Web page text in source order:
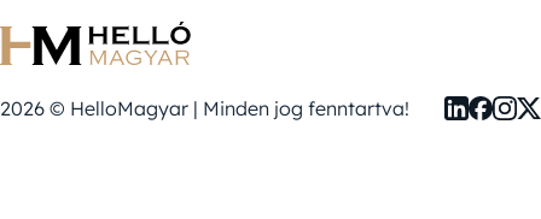
2026 © HelloMagyar | Minden jog fenntartva!